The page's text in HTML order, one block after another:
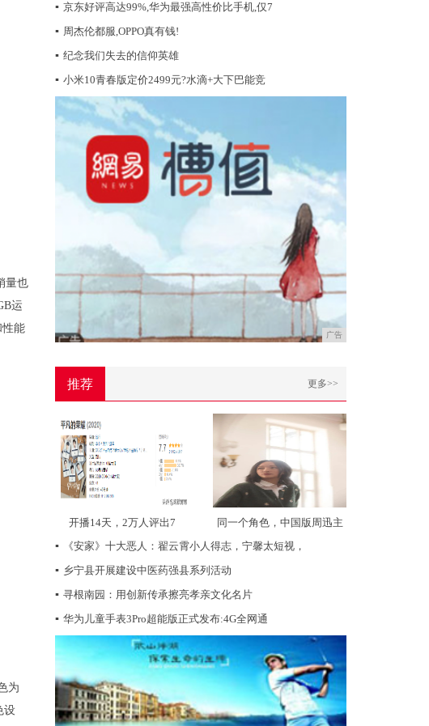
量也
运
性能
为
设
▪ 京东好评高达99%,华为最强高性价比手机,仅7
▪ 周杰伦都服,OPPO真有钱!
▪ 纪念我们失去的信仰英雄
▪ 小米10青春版定价2499元?水滴+大下巴能竞
广告
推荐 更多>>
开播14天，2万人评出7
同一个角色，中国版周迅主
▪
《安家》十大恶人：翟云霄小人得志，宁馨太短视，
▪ 乡宁县开展建设中医药强县系列活动
▪ 寻根南园：用创新传承擦亮孝亲文化名片
▪ 华为儿童手表3Pro超能版正式发布:4G全网通